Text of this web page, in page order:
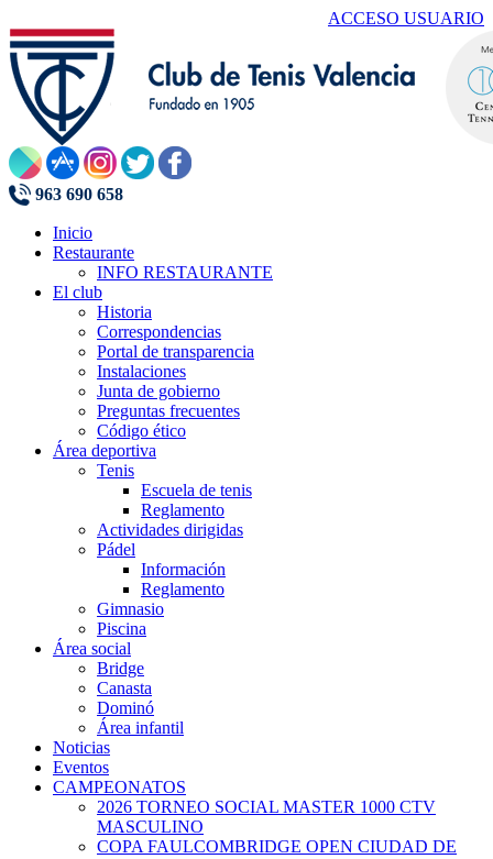
ACCESO USUARIO
963 690 658
Inicio
Restaurante
INFO RESTAURANTE
El club
Historia
Correspondencias
Portal de transparencia
Instalaciones
Junta de gobierno
Preguntas frecuentes
Código ético
Área deportiva
Tenis
Escuela de tenis
Reglamento
Actividades dirigidas
Pádel
Información
Reglamento
Gimnasio
Piscina
Área social
Bridge
Canasta
Dominó
Área infantil
Noticias
Eventos
CAMPEONATOS
2026 TORNEO SOCIAL MASTER 1000 CTV
MASCULINO
COPA FAULCOMBRIDGE OPEN CIUDAD DE